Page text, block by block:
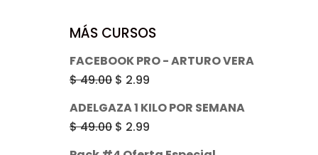
MÁS CURSOS
FACEBOOK PRO - ARTURO VERA
$49.00 El
original
era:
$ 2.99
ADELGAZA 1 KILO POR SEMANA
$49.00 El
precio
$ 2.99